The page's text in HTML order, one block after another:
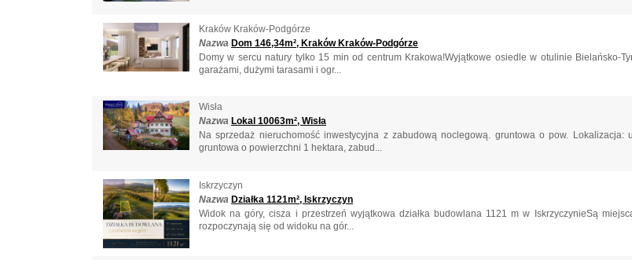
Kraków Kraków-Podgórze
Nazwa Dom 146,34m², Kraków Kraków-Podgórze
Domy w sercu natury tylko 15 min od centrum Krakowa!Wyjątkowe osiedle w otulinie Bielańsko-
garażami, dużymi tarasami i ogr...
Wisła
Nazwa Lokal 10063m², Wisła
Na sprzedaż nieruchomość inwestycyjna z zabudową noclegową. gruntowa o pow. Lokalizacja:
gruntowa o powierzchni 1 hektara, zabud...
Iskrzyczyn
Nazwa Działka 1121m², Iskrzyczyn
Widok na góry, cisza i przestrzeń wyjątkowa działka budowlana 1121 m w IskrzyczynieSą
rozpoczynają się od widoku na gór...